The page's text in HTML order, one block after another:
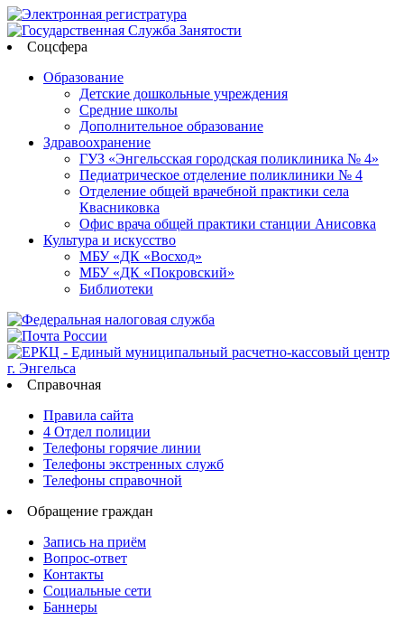
Соцсфера
Образование
Детские дошкольные учреждения
Средние школы
Дополнительное образование
Здравоохранение
ГУЗ «Энгельсская городская поликлиника № 4»
Педиатрическое отделение поликлиники № 4
Отделение общей врачебной практики села
Квасниковка
Офис врача общей практики станции Анисовка
Культура и искусство
МБУ «ДК «Восход»
МБУ «ДК «Покровский»
Библиотеки
Справочная
Правила сайта
4 Отдел полиции
Телефоны горячие линии
Телефоны экстренных служб
Телефоны справочной
Обращение граждан
Запись на приём
Вопрос-ответ
Контакты
Социальные сети
Баннеры